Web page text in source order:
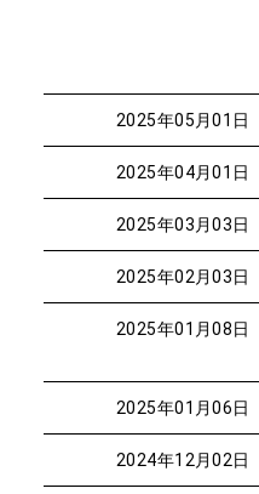
2025年05月01日
2025年04月01日
2025年03月03日
2025年02月03日
2025年01月08日
2025年01月06日
2024年12月02日